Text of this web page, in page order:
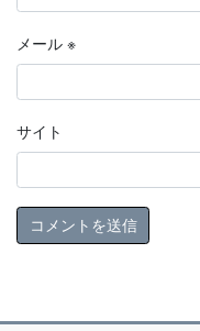
メール ※
サイト